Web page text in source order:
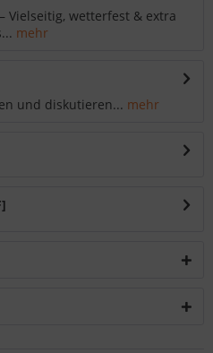
Vielseitig, wetterfest & extra
mehr
und diskutieren... mehr